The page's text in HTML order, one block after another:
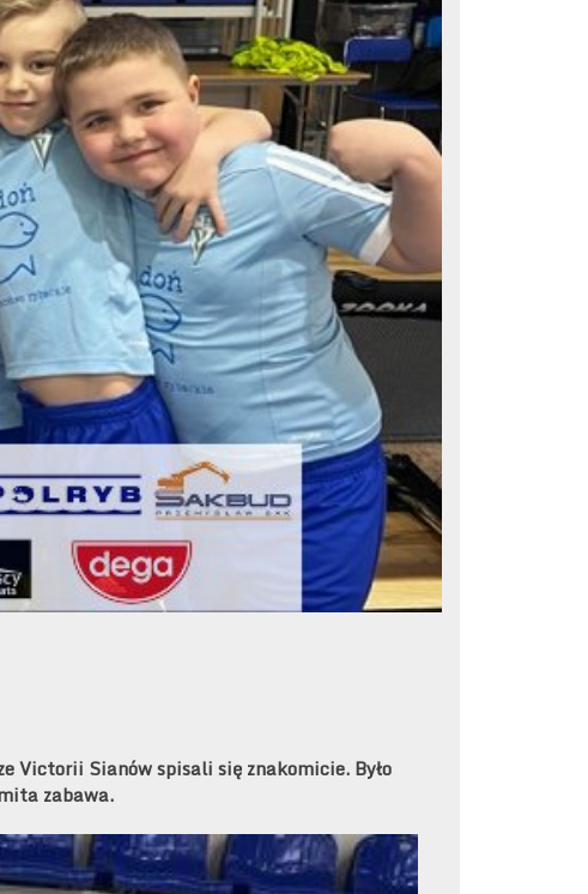
Victorii Sianów spisali się znakomicie. Było
zabawa.